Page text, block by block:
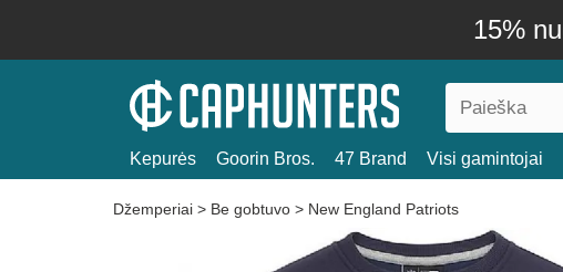
15%
Kepurės Goorin Bros. 47 Brand Visi gamintojai
Džemperiai > Be gobtuvo > New England Patriots